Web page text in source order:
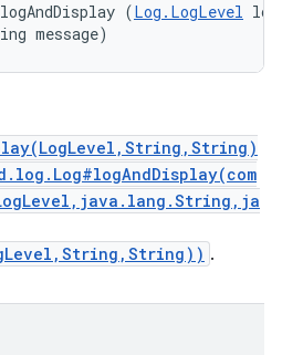
(Log.LogLevel
message)
.